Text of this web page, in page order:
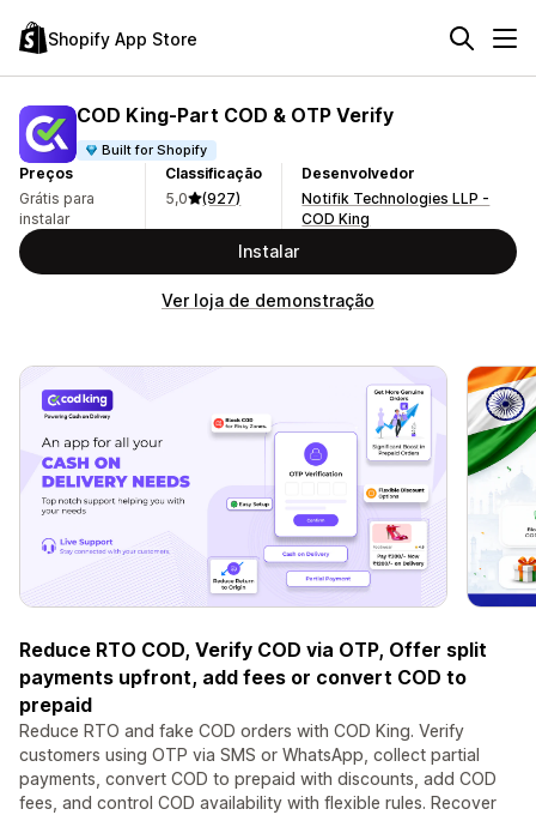
Shopify App Store
COD King‑Part COD & OTP Verify
Built for Shopify
Preços
Grátis para
instalar
Classificação
5,0
(927)
Desenvolvedor
Notifik Technologies LLP -
COD King
Instalar
Ver loja de demonstração
Reduce RTO COD, Verify COD via OTP, Offer split
payments upfront, add fees or convert COD to
prepaid
Reduce RTO and fake COD orders with COD King. Verify
customers using OTP via SMS or WhatsApp, collect partial
payments, convert COD to prepaid with discounts, add COD
fees, and control COD availability with flexible rules. Recover